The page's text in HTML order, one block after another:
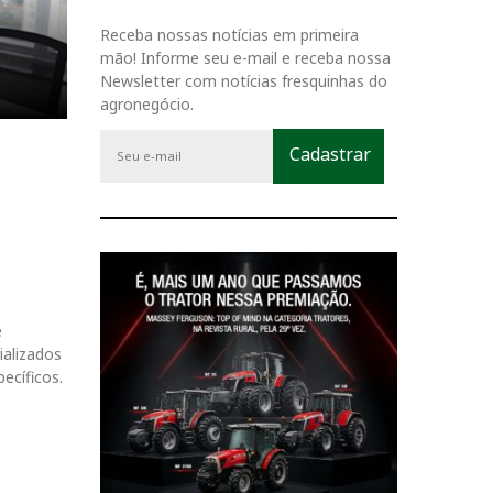
Receba nossas notícias em primeira
mão! Informe seu e-mail e receba nossa
Newsletter com notícias fresquinhas do
agronegócio.